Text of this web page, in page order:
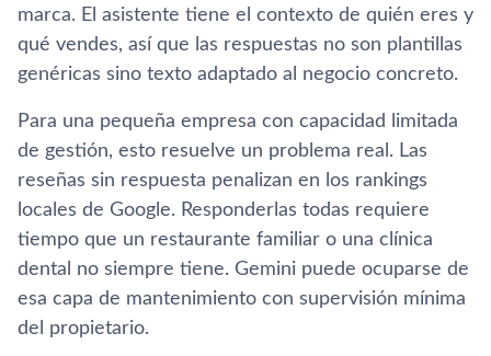
marca. El asistente tiene el contexto de quién eres y
qué vendes, así que las respuestas no son plantillas
genéricas sino texto adaptado al negocio concreto.
Para una pequeña empresa con capacidad limitada
de gestión, esto resuelve un problema real. Las
reseñas sin respuesta penalizan en los rankings
locales de Google. Responderlas todas requiere
tiempo que un restaurante familiar o una clínica
dental no siempre tiene. Gemini puede ocuparse de
esa capa de mantenimiento con supervisión mínima
del propietario.